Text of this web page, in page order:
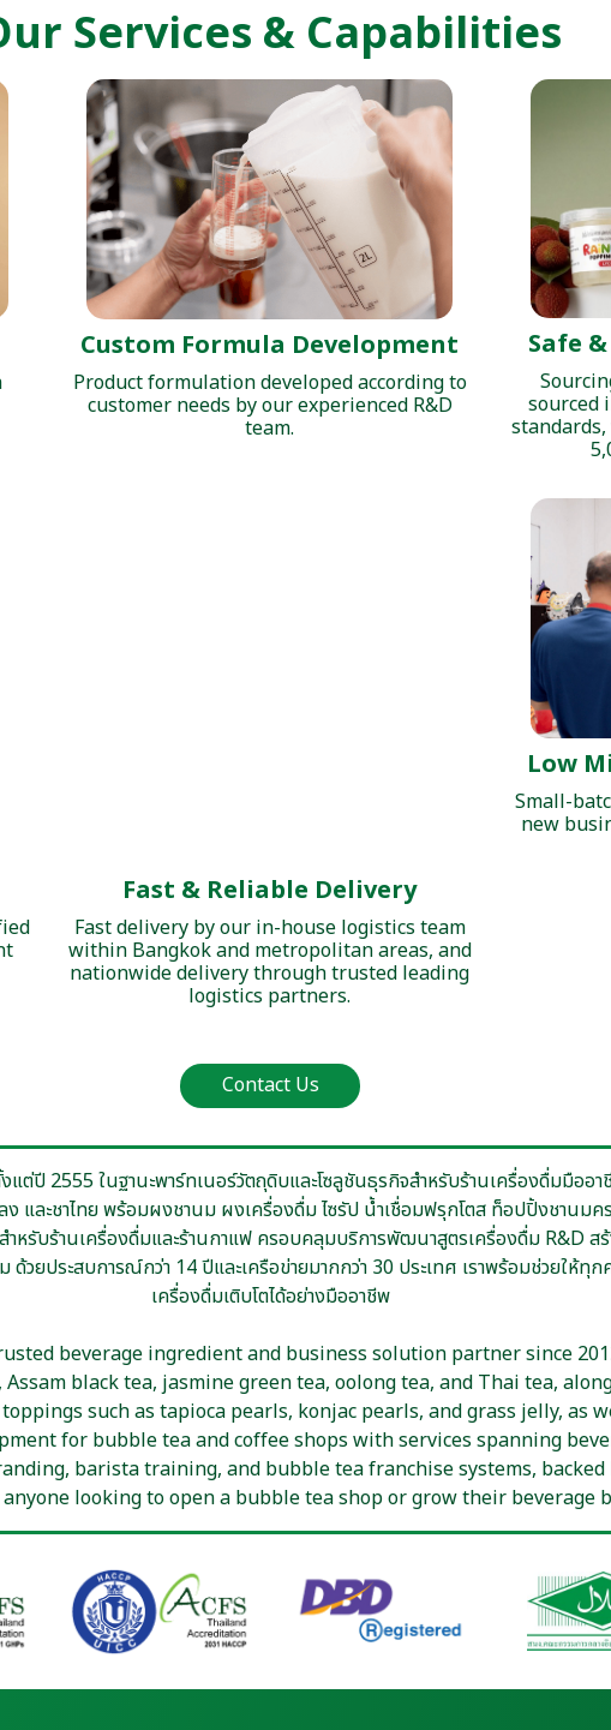
Services & Capabilities
Custom Formula Development
Product formulation developed according to
customer needs by our experienced R&D
team.
Safe
sourced
Low
Small-
new
Contact Us
ต่ปี 2555 ในฐานะพาร์ทเนอร์วัตถุดิบและโซลูชันธุรกิจสำหรับร้านเครื่องดื่มมืออ
ลง และชาไทย พร้อมผงชานม ผงเครื่องดื่ม ไซรัป น้ำเชื่อมฟรุกโตส ท็อปปิ้งชานม
ำหรับร้านเครื่องดื่มและร้านกาแฟ ครอบคลุมบริการพัฒนาสูตรเครื่องดื่ม R&D ส
วยประสบการณ์กว่า 14 ปีและเครือข่ายมากกว่า 30 ประเทศ เราพร้อมช่วยให้
เครื่องดื่มเติบโตได้อย่างมืออาชีพ
black tea, jasmine green tea, oolong tea, and Thai tea,
such as tapioca pearls, konjac pearls, and grass jelly, as
for bubble tea and coffee shops with services spanning
barista training, and bubble tea franchise systems,
looking to open a bubble tea shop or grow their beverage